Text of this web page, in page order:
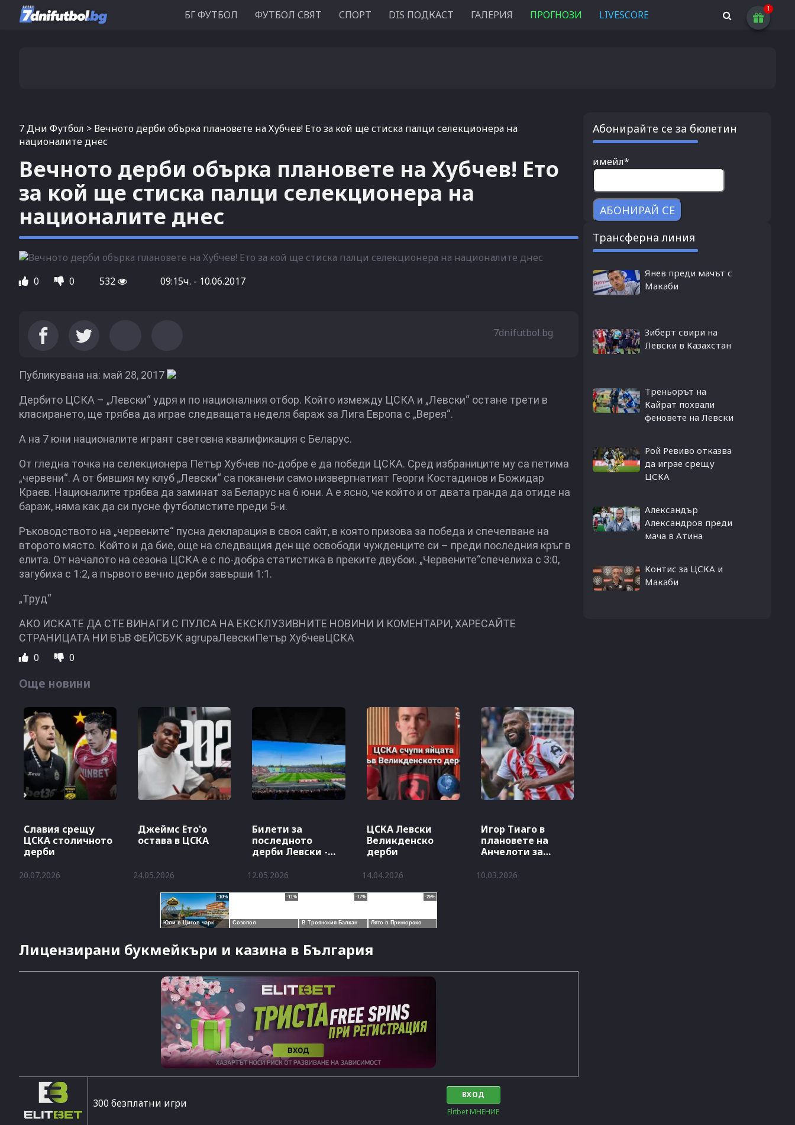
БГ ФУТБОЛ ФУТБОЛ СВЯТ СПОРТ DIS ПОДКАСТ ГАЛЕРИЯ ПРОГНОЗИ LIVESCORE
7 Дни Футбол > Вечното дерби обърка плановете на Хубчев! Ето за кой ще стиска палци селекционера на
националите днес
Вечното дерби обърка плановете на Хубчев! Ето
за кой ще стиска палци селекционера на
националите днес
0 0 532 09:15ч. - 10.06.2017
7dnifutbol.bg
Публикувана на: май 28, 2017
Дербито ЦСКА – „Левски“ удря и по националния отбор. Който измежду ЦСКА и „Левски“ остане трети в
класирането, ще трябва да играе следващата неделя бараж за Лига Европа с „Верея“.
А на 7 юни националите играят световна квалификация с Беларус.
От гледна точка на селекционера Петър Хубчев по-добре е да победи ЦСКА. Сред избраниците му са петима
„червени“. А от бившия му клуб „Левски“ са поканени само низвергнатият Георги Костадинов и Божидар
Краев. Националите трябва да заминат за Беларус на 6 юни. А е ясно, че който и от двата гранда да отиде на
бараж, няма как да си пусне футболистите преди 5-и.
Ръководството на „червените“ пусна декларация в своя сайт, в която призова за победа и спечелване на
второто място. Който и да бие, още на следващия ден ще освободи чужденците си – преди последния кръг в
елита. От началото на сезона ЦСКА е с по-добра статистика в преките двубои. „Червените“спечелиха с 3:0,
загубиха с 1:2, а първото вечно дерби завърши 1:1.
„Труд“
АКО ИСКАТЕ ДА СТЕ ВИНАГИ С ПУЛСА НА ЕКСКЛУЗИВНИТЕ НОВИНИ И КОМЕНТАРИ, ХАРЕСАЙТЕ
СТРАНИЦАТА НИ ВЪВ ФЕЙСБУК agrupaЛевскиПетър ХубчевЦСКА
0 0
Още новини
Славия срещу
ЦСКА столичното
дерби
20.07.2026
Джеймс Ето'о
остава в ЦСКА
24.05.2026
Билети за
последното
дерби Левски -
12.05.2026
ЦСКА Левски
Великденско
дерби
14.04.2026
Игор Тиаго в
плановете на
Анчелоти за
10.03.2026
Лицензирани букмейкъри и казина в България
300 безплатни игри
ВХОД
Elitbet МНЕНИЕ
Абонирайте се за бюлетин
имейл*
Трансферна линия
Янев преди мачът с
Макаби
Зиберт свири на
Левски в Казахстан
Треньорът на
Кайрат похвали
феновете на Левски
Рой Ревиво отказва
да играе срещу
ЦСКА
Александър
Александров преди
мача в Атина
Контис за ЦСКА и
Макаби